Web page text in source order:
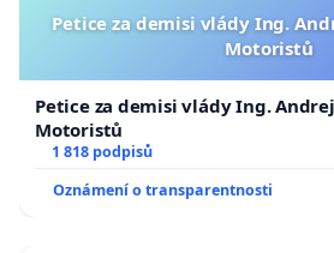
Petice za demisi vlády Ing.
Motoristů
Petice za demisi vlády Ing.
Motoristů
1 818 podpisů
Oznámení o transparentnosti